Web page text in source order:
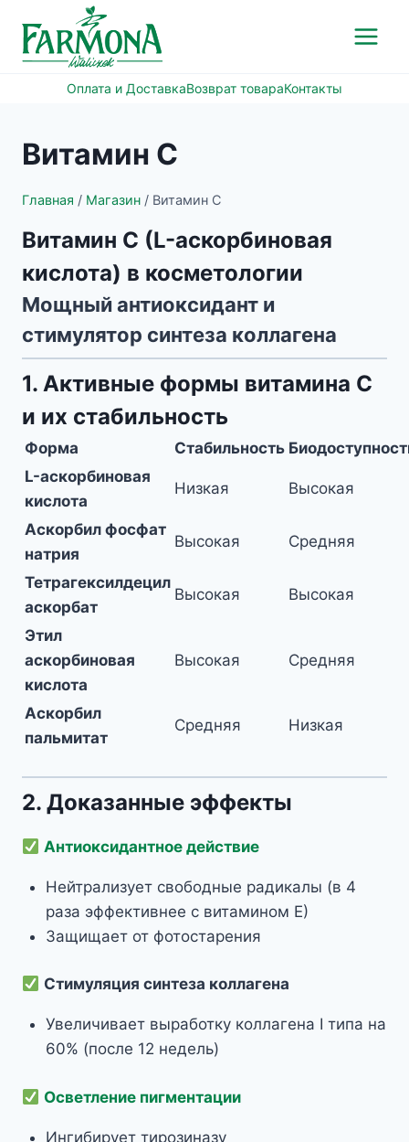
содержимому
Оплата и ДоставкаВозврат товараКонтакты
Витамин С
Главная / Магазин / Витамин С
Витамин С (L-аскорбиновая
кислота) в косметологии
Мощный антиоксидант и
стимулятор синтеза коллагена
1. Активные формы витамина С
и их стабильность
Форма Стабильность
L-аскорбиновая
кислота
Низкая Высокая
Аскорбил фосфат
натрия
Высокая Средняя
Тетрагексилдецил
аскорбат
Высокая Высокая
Этил
аскорбиновая
кислота
Высокая Средняя
Аскорбил
пальмитат
Средняя Низкая
2. Доказанные эффекты
Антиоксидантное действие
Нейтрализует свободные радикалы (в 4
раза эффективнее с витамином Е)
Защищает от фотостарения
Стимуляция синтеза коллагена
Увеличивает выработку коллагена I типа на
60% (после 12 недель)
Осветление пигментации
Ингибирует тирозиназу